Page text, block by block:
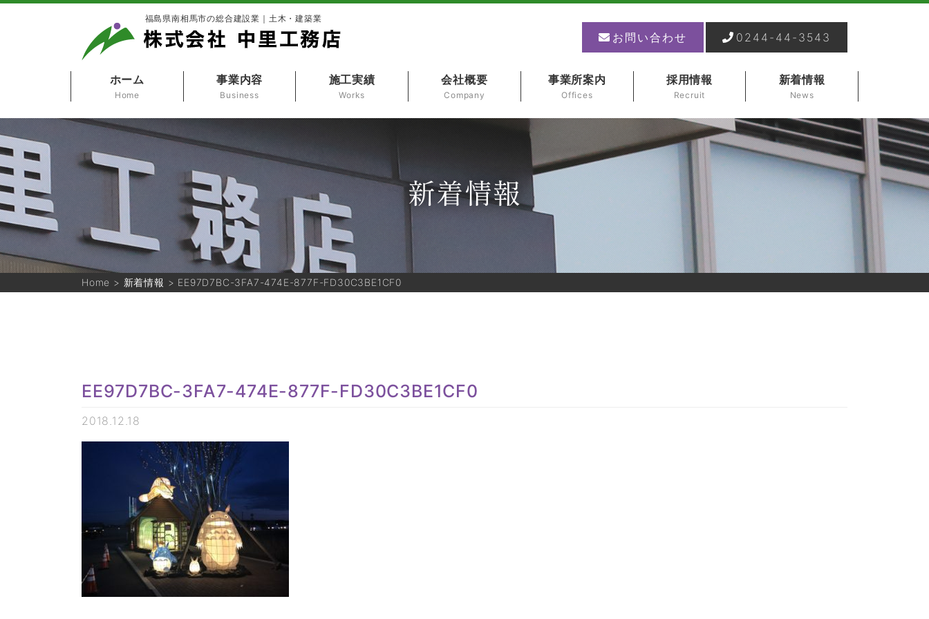
福島県南相馬市の総合建設業｜土木・建築業
お問い合わせ 0244-44-3543
ホーム
Home
事業内容
Business
施工実績
Works
会社概要
Company
事業所案内
Offices
採用情報
Recruit
新着情報
News
新着情報
Home > 新着情報 > EE97D7BC-3FA7-474E-877F-FD30C3BE1CF0
EE97D7BC-3FA7-474E-877F-FD30C3BE1CF0
2018.12.18